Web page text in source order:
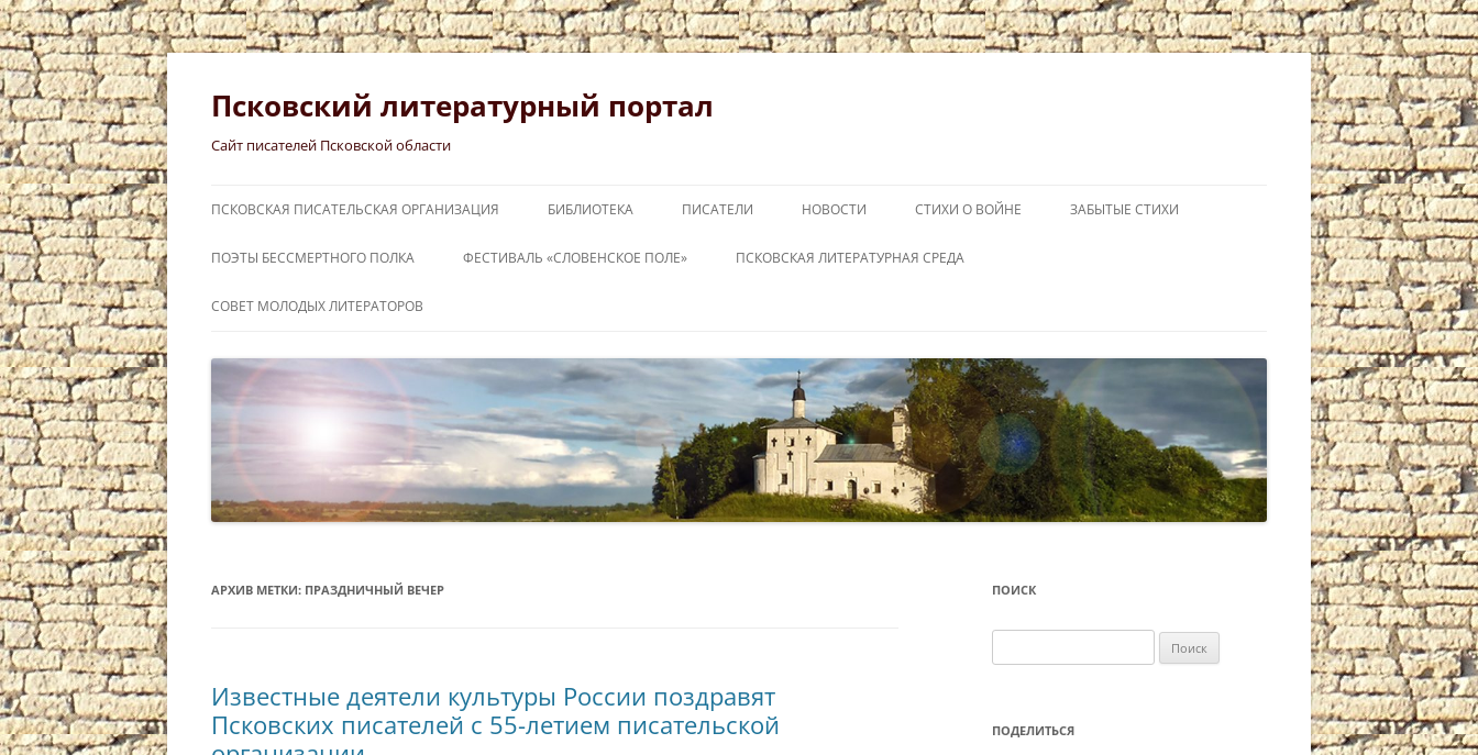
Перейти
Псковский литературный портал
Сайт писателей Псковской области
ПСКОВСКАЯ ПИСАТЕЛЬСКАЯ ОРГАНИЗАЦИЯ БИБЛИОТЕКА ПИСАТЕЛИ НОВОСТИ СТИХИ О ВОЙНЕ ЗАБЫТЫЕ СТИХИ
ПОЭТЫ БЕССМЕРТНОГО ПОЛКА ФЕСТИВАЛЬ «СЛОВЕНСКОЕ ПОЛЕ» ПСКОВСКАЯ ЛИТЕРАТУРНАЯ СРЕДА
СОВЕТ МОЛОДЫХ ЛИТЕРАТОРОВ
АРХИВ МЕТКИ: ПРАЗДНИЧНЫЙ ВЕЧЕР
Известные деятели культуры России поздравят
Псковских писателей с 55-летием писательской
ПОИСК
ПОДЕЛИТЬСЯ